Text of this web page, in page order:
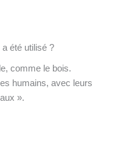
a été utilisé ?
comme le bois.
humains, avec leurs
».